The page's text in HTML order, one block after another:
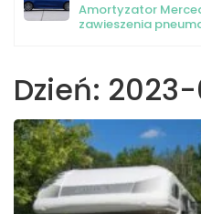
Amortyzator
zawieszenia
Dzień: